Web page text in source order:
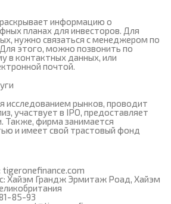
информацию о
планах для инвесторов. Для
нужно связаться с менеджером по
этого, можно позвонить по
в контактных данных, или
почтой.
исследованием рынков, проводит
участвует в IPO, предоставляет
Также, фирма занимается
и имеет свой трастовый фонд
Хайэм Грандж Эрмитаж Роад, Хайэм
85-93